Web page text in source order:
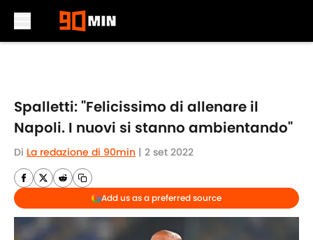
Spalletti: "Felicissimo di allenare il
Napoli. I nuovi si stanno ambientando"
Di La redazione di 90min | 2 set 2022
Add us as a preferred source